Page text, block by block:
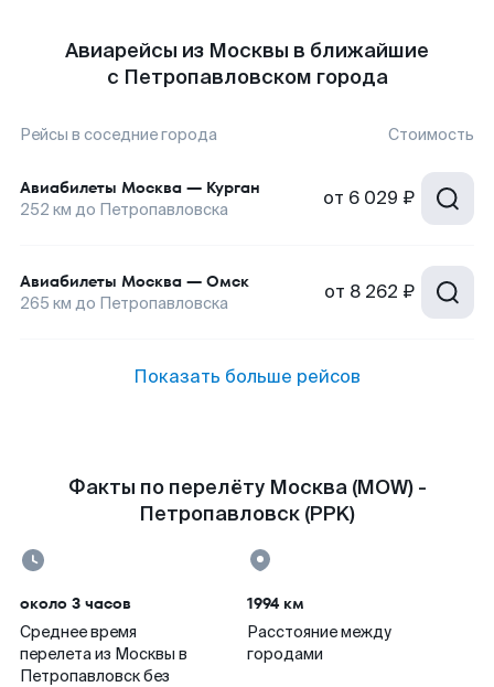
Авиарейсы из Москвы в ближайшие
с Петропавловском города
Рейсы в соседние города Стоимость
Авиабилеты Москва — Курган
252 км до Петропавловска от 6 029 ₽
Авиабилеты Москва — Омск
265 км до Петропавловска от 8 262 ₽
Показать больше рейсов
Факты по перелёту Москва (MOW) -
Петропавловск (PPK)
около 3 часов
Среднее время
перелета из Москвы в
Петропавловск без
1994 км
Расстояние между
городами